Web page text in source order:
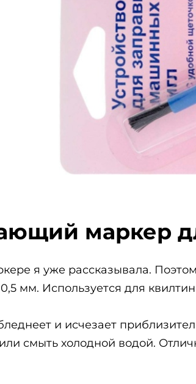
маркер
я уже рассказывала.
мм. Используется для
и исчезает
смыть холодной водой.